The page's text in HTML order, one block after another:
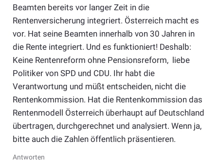
Beamten bereits vor langer Zeit in die
Rentenversicherung integriert. Österreich macht es
vor. Hat seine Beamten innerhalb von 30 Jahren in
die Rente integriert. Und es funktioniert! Deshalb:
Keine Rentenreform ohne Pensionsreform, liebe
Politiker von SPD und CDU. Ihr habt die
Verantwortung und müßt entscheiden, nicht die
Rentenkommission. Hat die Rentenkommission das
Rentenmodell Österreich überhaupt auf Deutschland
übertragen, durchgerechnet und analysiert. Wenn ja,
bitte auch die Zahlen öffentlich präsentieren.
Antworten